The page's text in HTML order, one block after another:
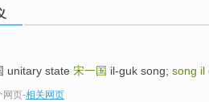
unitary state 宋一国 il-guk song; song il
网页-相关网页